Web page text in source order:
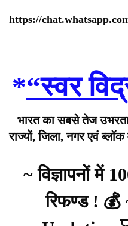
https://
*“स्वर
भारत का सबसे तेज
राज्यों, जिला, नगर एवं ब्लॉक
~ विज्ञापनों में
रिफण्ड ! 💰